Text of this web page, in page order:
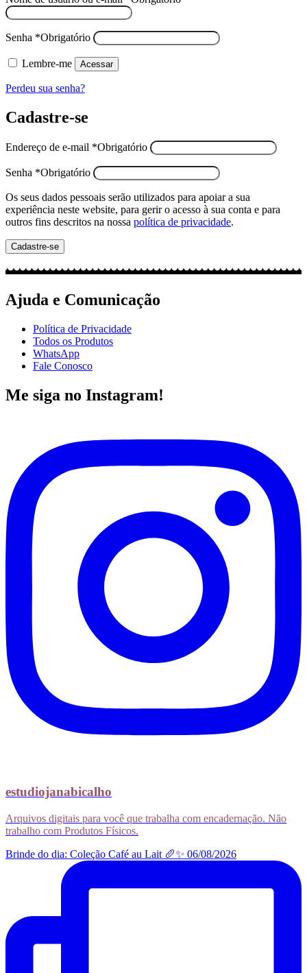
Senha *Obrigatório
Lembre-me Acessar
Perdeu sua senha?
Cadastre-se
Endereço de e-mail *Obrigatório
Senha *Obrigatório
Os seus dados pessoais serão utilizados para apoiar a sua
experiência neste website, para gerir o acesso à sua conta e para
outros fins descritos na nossa política de privacidade.
Cadastre-se
Ajuda e Comunicação
Política de Privacidade
Todos os Produtos
WhatsApp
Fale Conosco
Me siga no Instagram!
estudiojanabicalho
Arquivos digitais para você que trabalha com encadernação. Não
trabalho com Produtos Físicos.
Brinde do dia: Coleção Café au Lait 🥖✨ 06/08/2026